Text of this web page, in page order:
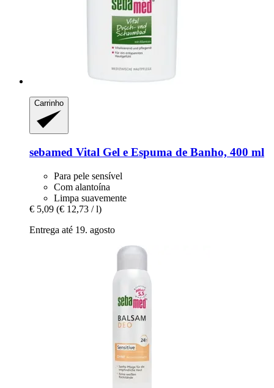
Carrinho
sebamed Vital Gel e Espuma de Banho, 400 ml
Para pele sensível
Com alantoína
Limpa suavemente
€ 5,09 (€ 12,73 / l)
Entrega até 19. agosto